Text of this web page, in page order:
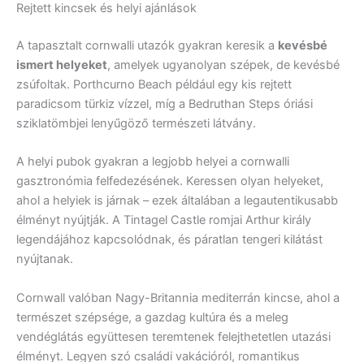
Rejtett kincsek és helyi ajánlások
A tapasztalt cornwalli utazók gyakran keresik a kevésbé
ismert helyeket, amelyek ugyanolyan szépek, de kevésbé
zsúfoltak. Porthcurno Beach például egy kis rejtett
paradicsom türkiz vízzel, míg a Bedruthan Steps óriási
sziklatömbjei lenyűgöző természeti látvány.
A helyi pubok gyakran a legjobb helyei a cornwalli
gasztronómia felfedezésének. Keressen olyan helyeket,
ahol a helyiek is járnak – ezek általában a legautentikusabb
élményt nyújtják. A Tintagel Castle romjai Arthur király
legendájához kapcsolódnak, és páratlan tengeri kilátást
nyújtanak.
Cornwall valóban Nagy-Britannia mediterrán kincse, ahol a
természet szépsége, a gazdag kultúra és a meleg
vendéglátás együttesen teremtenek felejthetetlen utazási
élményt. Legyen szó családi vakációról, romantikus